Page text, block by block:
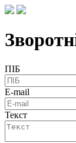
ПІБ
E-mail
Текст